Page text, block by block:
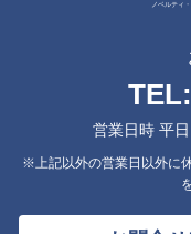
ノベルティ
TEL:
営業日時 平
※上記以外の営業日以外に